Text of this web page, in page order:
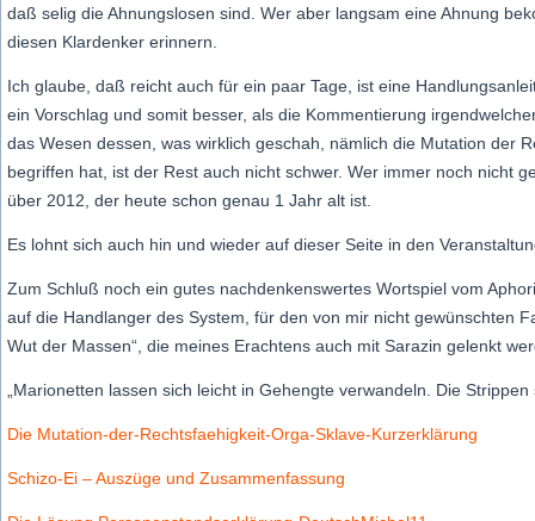
daß selig die Ahnungslosen sind. Wer aber langsam eine Ahnung
diesen Klardenker erinnern.
Ich glaube, daß reicht auch für ein paar Tage, ist eine
ein Vorschlag und somit besser, als die Kommentierung
das Wesen dessen, was wirklich geschah, nämlich die Mutation der
begriffen hat, ist der Rest auch nicht schwer. Wer immer noch nicht
über 2012, der heute schon genau 1 Jahr alt ist.
Es lohnt sich auch hin und wieder auf dieser Seite in den
Zum Schluß noch ein gutes nachdenkenswertes Wortspiel vom
auf die Handlanger des System, für den von mir nicht gewünschten
Wut der Massen“, die meines Erachtens auch mit Sarazin gelenkt
„Marionetten lassen sich leicht in Gehengte verwandeln. Die Strippen
Die Mutation-der-Rechtsfaehigkeit-Orga-Sklave-Kurzerklärung
Schizo-Ei – Auszüge und Zusammenfassung